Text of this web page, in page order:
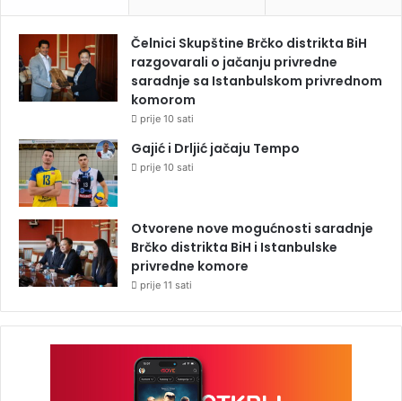
Čelnici Skupštine Brčko distrikta BiH
razgovarali o jačanju privredne
saradnje sa Istanbulskom privrednom
komorom
prije 10 sati
Gajić i Drljić jačaju Tempo
prije 10 sati
Otvorene nove mogućnosti saradnje
Brčko distrikta BiH i Istanbulske
privredne komore
prije 11 sati